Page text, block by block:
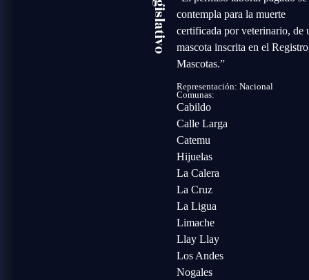
contempla para la muerte
certificada por veterinario, de
mascota inscrita en el
Mascotas.”
Representación: Nacional
Comunas:
Cabildo
Calle Larga
Catemu
Hijuelas
La Calera
La Cruz
La Ligua
Limache
Llay Llay
Los Andes
Nogales